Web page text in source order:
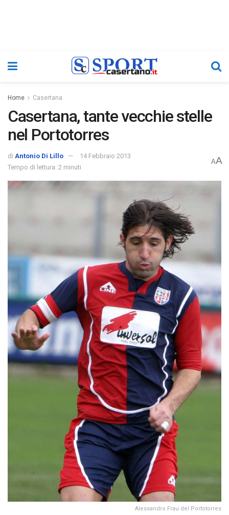
Home Casertana
Casertana, tante vecchie stelle
nel Portotorres
di Antonio Di Lillo
14 Febbraio 2013
Tempo di lettura: 2 minuti
AA
Alessandro Frau del Portotorres